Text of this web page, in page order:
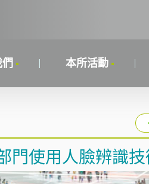
本所活動
門使用人臉辨識技